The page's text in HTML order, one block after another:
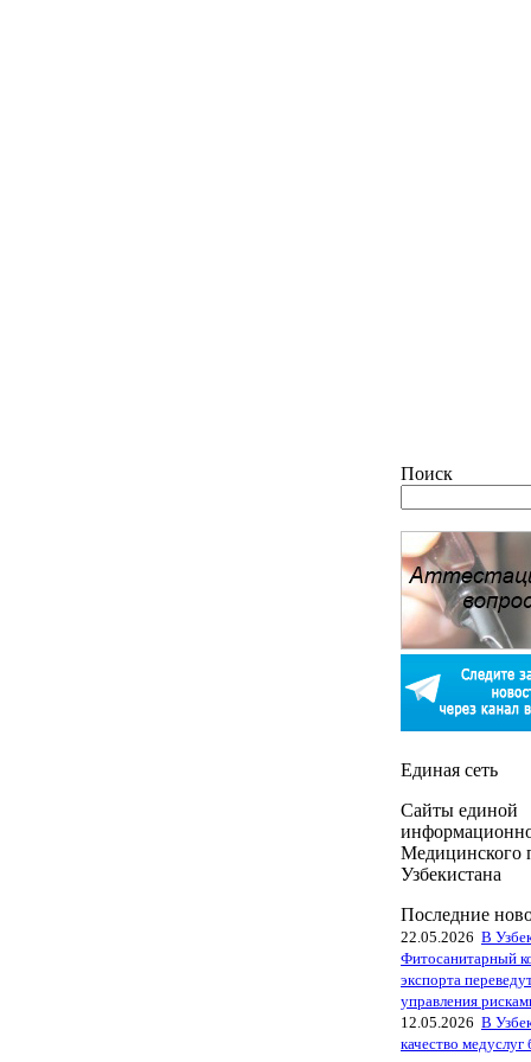
Поиск
Единая сеть
Сайты единой
Медицинского
Узбекистана
Последние
22.05.2026 В
Фитосанитарный
экспорта
управления
12.05.2026 В
качество медуслуг